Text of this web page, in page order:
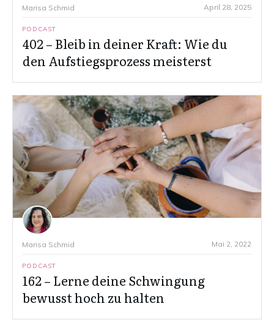
Marisa Schmid April 28, 2025
PODCAST
402 – Bleib in deiner Kraft: Wie du
den Aufstiegsprozess meisterst
Marisa Schmid Mai 2, 2022
PODCAST
162 – Lerne deine Schwingung
bewusst hoch zu halten